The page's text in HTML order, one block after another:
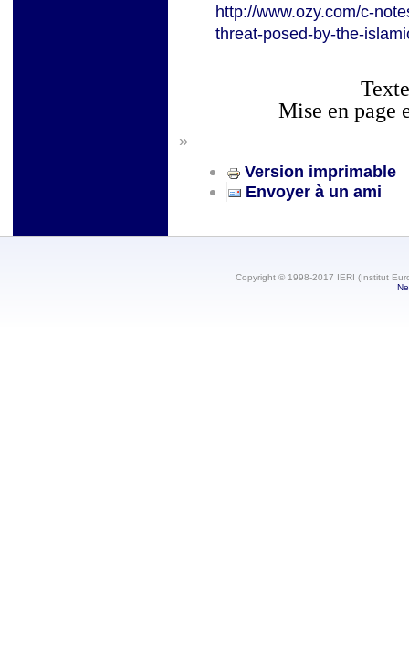
http://www.ozy.com/c-
threat-posed-by-the-
Mise en
»
Version imprimable
Envoyer à un ami
Copyright © 1998-2017 IERI (Institut